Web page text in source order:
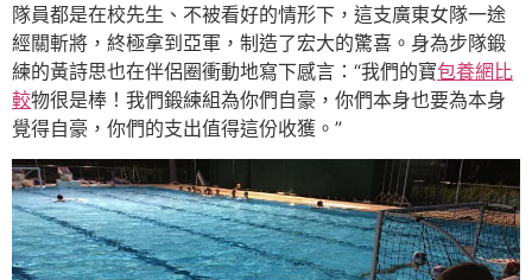
隊員都是在校先生、不被看好的情形下，這支廣東女隊一途
經關斬將，終極拿到亞軍，制造了宏大的驚喜。身為步隊鍛
練的黃詩思也在伴侶圈衝動地寫下感言：“我們的寶包養網比
較物很是棒！我們鍛練組為你們自豪，你們本身也要為本身
覺得自豪，你們的支出值得這份收獲。”